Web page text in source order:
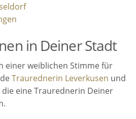
in Deiner Stadt
einer weiblichen Stimme für
Traurednerin Leverkusen und
eine Traurednerin Deiner